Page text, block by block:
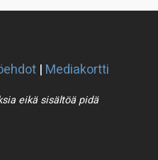
| Mediakortti
eikä sisältöä pidä